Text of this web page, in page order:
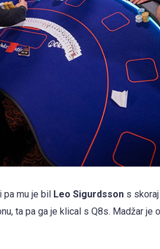
pa mu je bil Leo Sigurdsson s
ta pa ga je klical s Q8s. Madžar je